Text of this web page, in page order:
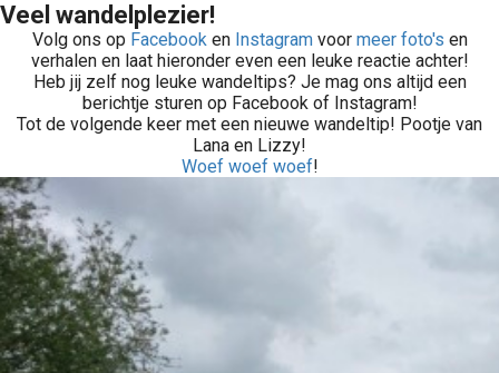
Veel wandelplezier!
Volg ons op Facebook en Instagram voor meer foto's en
verhalen en laat hieronder even een leuke reactie achter!
Heb jij zelf nog leuke wandeltips? Je mag ons altijd een
berichtje sturen op Facebook of Instagram!
Tot de volgende keer met een nieuwe wandeltip! Pootje van
Lana en Lizzy!
Woef woef woef!